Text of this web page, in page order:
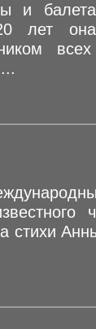
и
лет она
всех
стихи